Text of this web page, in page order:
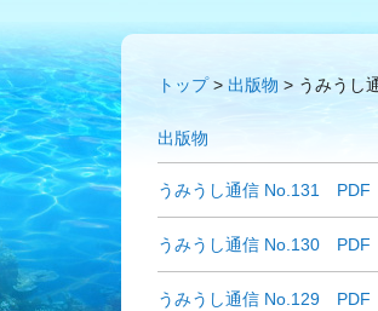
トップ 出版物 うみうし
出版物
うみうし通信 No.131 PDF
うみうし通信 No.130 PDF
うみうし通信 No.129 PDF